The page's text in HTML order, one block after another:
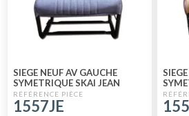
SIEGE NEUF AV GAUCHE
SYMETRIQUE SKAI JEAN
1557JE